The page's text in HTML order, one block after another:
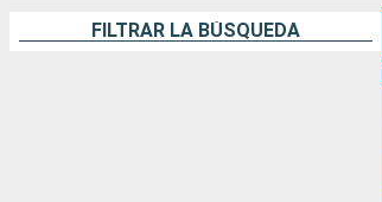
FILTRAR LA BÚSQUEDA